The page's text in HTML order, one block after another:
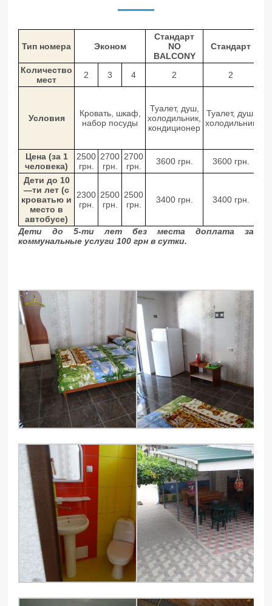
Тип номера Эконом
Стандарт
NO
BALCONY
Стандарт
Количество
мест
2 3 4 2 2
Условия
Кровать, шкаф,
набор посуды
Туалет, душ,
холодильник,
кондиционер
Туалет, душ,
холодильник
Цена (за 1
человека)
2500
грн.
2700
грн.
2700
грн.
3600 грн. 3600 грн.
Дети до 10
—ти лет (с
кроватью и
место в
автобусе)
2300
грн.
2500
грн.
2500
грн.
3400 грн. 3400 грн.
Дети до 5-ти лет без места доплата за
коммунальные услуги 100 грн в сутки.